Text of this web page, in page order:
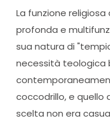
La funzione religiosa
profonda e
sua natura di
necessità teologica
coccodrillo, e quello
scelta non era